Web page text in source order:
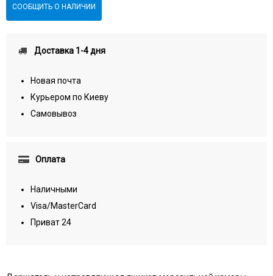
СООБЩИТЬ О НАЛИЧИИ
Доставка 1-4 дня
Новая почта
Курьером по Киеву
Самовывоз
Оплата
Наличными
Visa/MasterCard
Приват 24